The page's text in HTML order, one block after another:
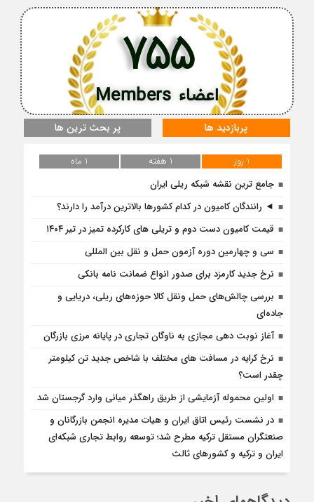
اعضاء Members
755
پربازدید ها پر بحث ترین ها
1 روز 1 هفته
1 ماه
جامع ترین نقشه شبکه ریلی ایران
◄ رانندگان کامیون در کدام کشورها بالاترین درآمد را دارند؟
قیمت کامیون دست دوم و تریلی‌ های کارکرده تمیز در تیر ۱۴۰۴
سی و چهارمین دوره آزمون حمل و نقل بین المللی
نرخ جدید کارمزد برای صدور انواع ضمانت نامه بانکی
بررسی چالش‌های حمل ونقل کالا حوزه‌های ریلی، دریایی و
جاده‌ای
آغاز نوبت دهی مجازی به ناوگان تجاری در پایانه مرزی بازرگان
نرخ کرایه در مسافت‌ های مختلف با شاخص جدید تن کیلومتر
چقدر است؟
اولین محموله آزمایشی از طریق راهگذر میانی وارد گرجستان شد
در نشست رئیس اتاق ایران و هیات مدیره انجمن بازرگانان و
صنعتگران مستقل ترکیه مطرح شد؛ توسعه روابط تجاری شبکه‌ای
ایران و ترکیه و کشورهای ثالث